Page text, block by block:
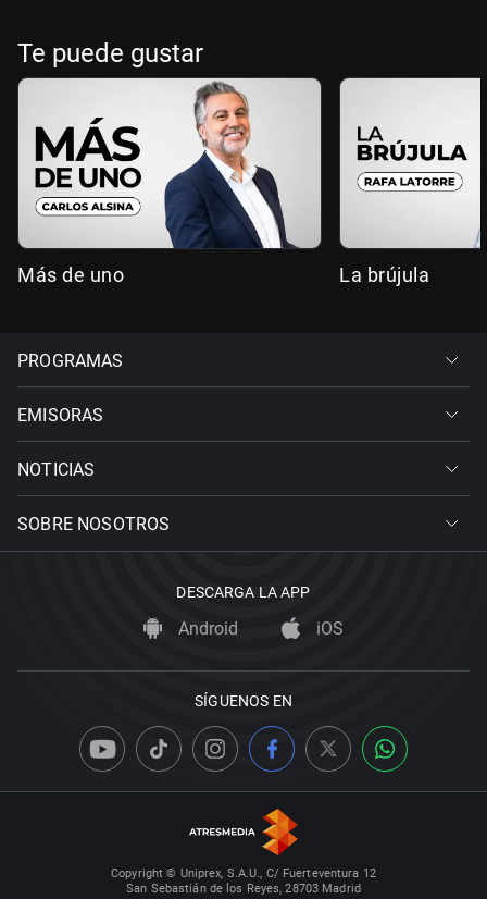
Te puede gustar
Más de uno La brújula
PROGRAMAS
EMISORAS
NOTICIAS
SOBRE NOSOTROS
DESCARGA LA APP
Android iOS
SÍGUENOS EN
Copyright © Uniprex, S.A.U., C/ Fuerteventura 12
San Sebastián de los Reyes, 28703 Madrid